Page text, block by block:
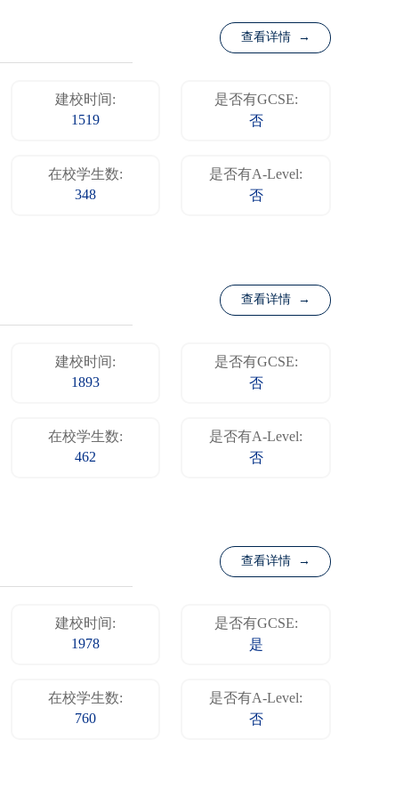
查看详情 →
建校时间:
1519
是否有GCSE:
否
在校学生数:
348
是否有A-Level:
否
查看详情 →
建校时间:
1893
是否有GCSE:
否
在校学生数:
462
是否有A-Level:
否
查看详情 →
建校时间:
1978
是否有GCSE:
是
在校学生数:
760
是否有A-Level:
否